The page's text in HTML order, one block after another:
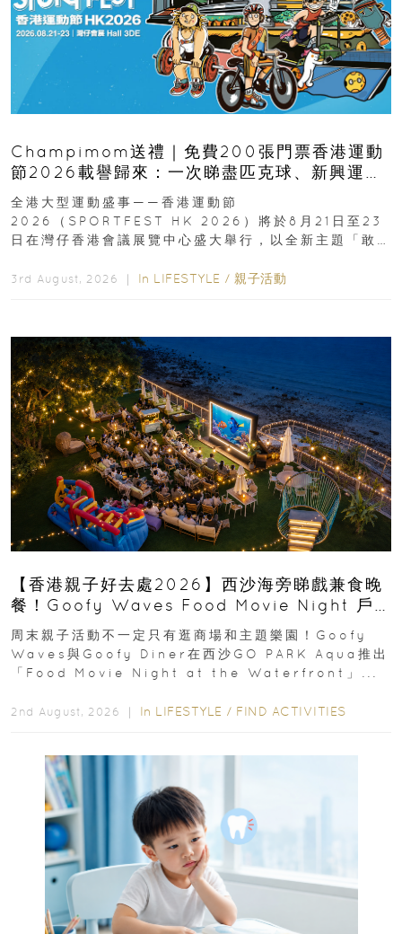
Champimom送禮｜免費200張門票香港運動
節2026載譽歸來：一次睇盡匹克球、新興運
動、街舞比賽＋逾百運動品牌展覽
全港大型運動盛事——香港運動節
2026（SPORTFEST HK 2026）將於8月21日至23
日在灣仔香港會議展覽中心盛大舉行，以全新主題「敢
3rd August, 2026 ｜ In LIFESTYLE / 親子活動
【香港親子好去處2026】西沙海旁睇戲兼食晚
餐！Goofy Waves Food Movie Night 戶
外影院逢週末登場
周末親子活動不一定只有逛商場和主題樂園！Goofy
Waves與Goofy Diner在西沙GO PARK Aqua推出
「Food Movie Night at the Waterfront」...
2nd August, 2026 ｜ In LIFESTYLE / FIND ACTIVITIES